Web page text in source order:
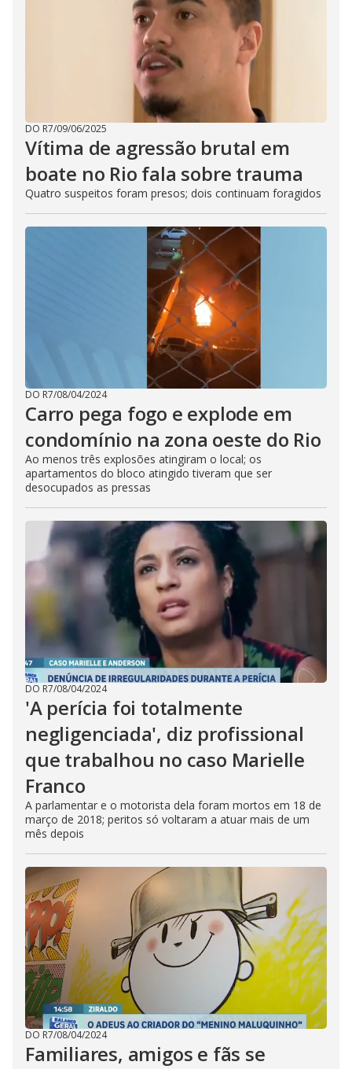
DO R7/09/06/2025
Vítima de agressão brutal em
boate no Rio fala sobre trauma
Quatro suspeitos foram presos; dois continuam foragidos
DO R7/08/04/2024
Carro pega fogo e explode em
condomínio na zona oeste do Rio
Ao menos três explosões atingiram o local; os
apartamentos do bloco atingido tiveram que ser
desocupados as pressas
DO R7/08/04/2024
'A perícia foi totalmente
negligenciada', diz profissional
que trabalhou no caso Marielle
Franco
A parlamentar e o motorista dela foram mortos em 18 de
março de 2018; peritos só voltaram a atuar mais de um
mês depois
DO R7/08/04/2024
Familiares, amigos e fãs se